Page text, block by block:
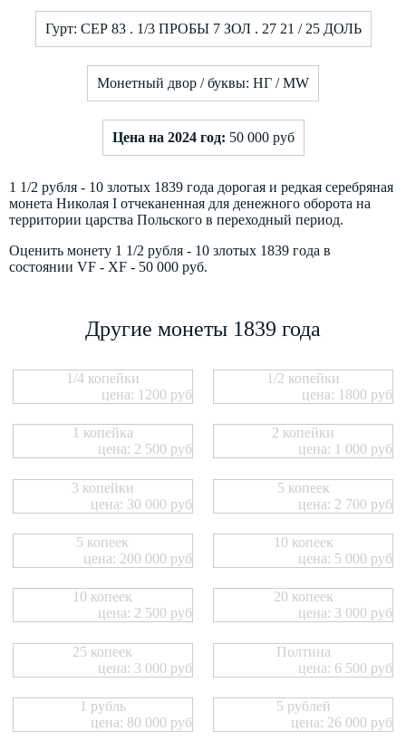
Гурт: СЕР 83 . 1/3 ПРОБЫ 7 ЗОЛ . 27 21 / 25 ДОЛЬ
Монетный двор / буквы: НГ / MW
Цена на 2024 год: 50 000 руб
1 1/2 рубля - 10 злотых 1839 года дорогая и редкая серебряная
монета Николая I отчеканенная для денежного оборота на
территории царства Польского в переходный период.
Оценить монету 1 1/2 рубля - 10 злотых 1839 года в
состоянии VF - XF - 50 000 руб.
Другие монеты 1839 года
1/4 копейки
цена: 1200 руб
1/2 копейки
цена: 1800 руб
1 копейка
цена: 2 500 руб
2 копейки
цена: 1 000 руб
3 копейки
цена: 30 000 руб
5 копеек
цена: 2 700 руб
5 копеек
цена: 200 000 руб
10 копеек
цена: 5 000 руб
10 копеек
цена: 2 500 руб
20 копеек
цена: 3 000 руб
25 копеек
цена: 3 000 руб
Полтина
цена: 6 500 руб
1 рубль
цена: 80 000 руб
5 рублей
цена: 26 000 руб